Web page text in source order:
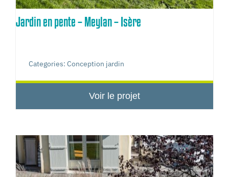
Jardin en pente – Meylan – Isère
Categories: Conception jardin
Voir le projet